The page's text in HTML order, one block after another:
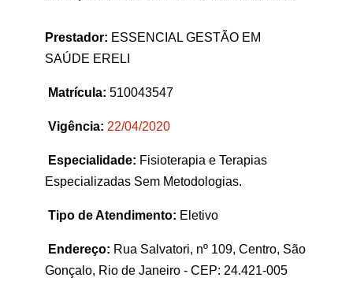
Prestador: ESSENCIAL GESTÃO EM
SAÚDE ERELI
Matrícula: 510043547
Vigência: 22/04/2020
Especialidade: Fisioterapia e Terapias
Especializadas Sem Metodologias.
Tipo de Atendimento: Eletivo
Endereço: Rua Salvatori, nº 109, Centro, São
Gonçalo, Rio de Janeiro - CEP: 24.421-005